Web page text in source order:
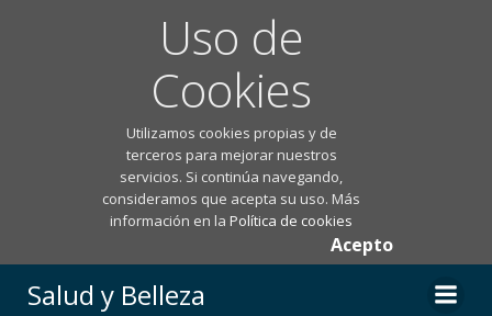
Uso de
Cookies
Utilizamos cookies propias y de
terceros para mejorar nuestros
servicios. Si continúa navegando,
consideramos que acepta su uso. Más
información en laPolítica de cookies
Acepto
Salud y Belleza